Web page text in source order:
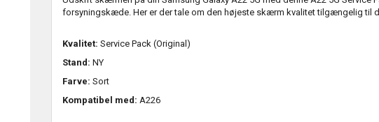
forsyningskæde. Her er der tale om den højeste skærm kvalitet tilgængelig til
Kvalitet: Service Pack (Original)
Stand: NY
Farve: Sort
Kompatibel med: A226